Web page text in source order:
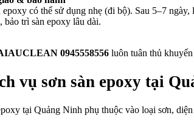
epoxy có thể sử dụng nhẹ (đi bộ). Sau 5–7
bảo trì sàn epoxy lâu dài.
0945558556 luôn tuân thủ
vụ sơn sàn epoxy tại
tại Quảng Ninh phụ thuộc vào loại sơn,